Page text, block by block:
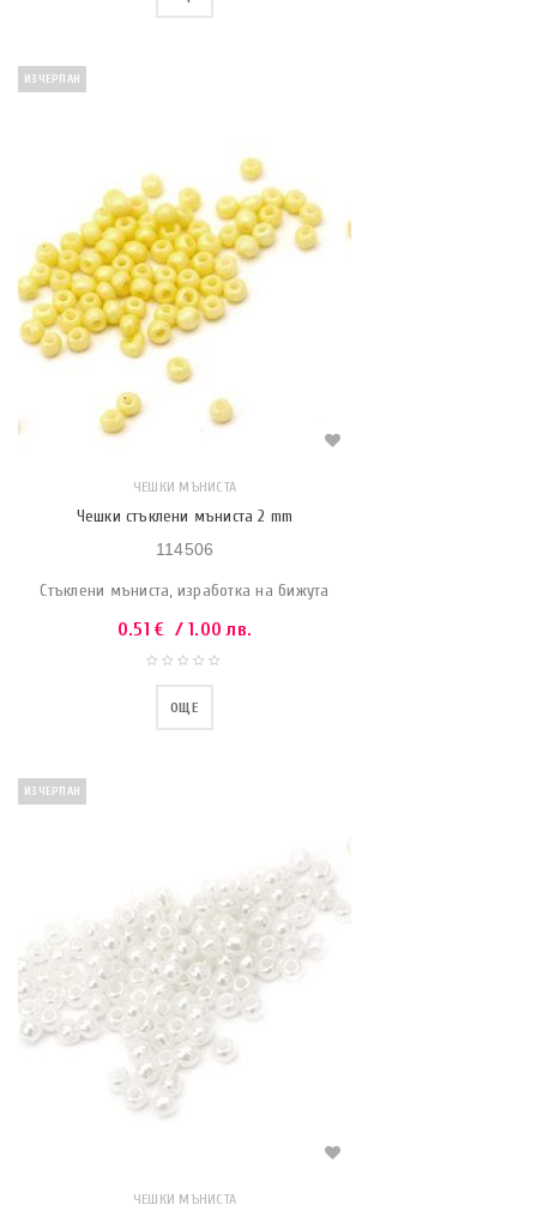
ИЗЧЕРПАН
ЧЕШКИ МЪНИСТА
Чешки стъклени мъниста 2 mm
114506
Стъклени мъниста, изработка на бижута
0.51€ / 1.00 лв.
ОЩЕ
ИЗЧЕРПАН
ЧЕШКИ МЪНИСТА